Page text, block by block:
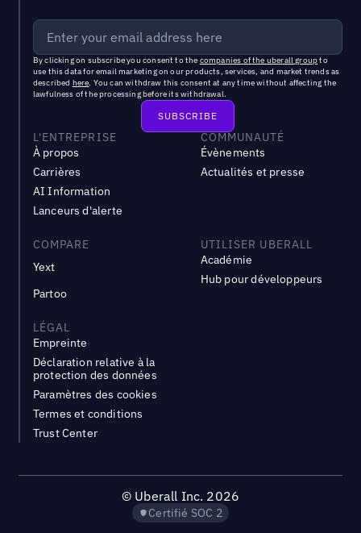
By clicking on subscribe you consent to the companies of the uberall groupto
use this data for email marketing on our products, services, and market trends as
described here. You can withdraw this consent at any time without affecting the
lawfulness of the processing before its withdrawal.
L'ENTREPRISE
À propos
Carrières
AI Information
Lanceurs d'alerte
COMMUNAUTÉ
Évènements
Actualités et presse
COMPARE
Yext
Partoo
UTILISER UBERALL
Académie
Hub pour développeurs
LÉGAL
Empreinte
Déclaration relative à la
protection des données
Paramètres des cookies
Termes et conditions
Trust Center
© Uberall Inc. 2026
Certifié SOC 2